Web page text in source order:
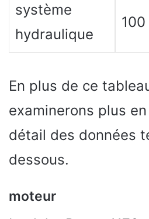
système
hydraulique
En plus de ce
examinerons plus
détail des données
dessous.
moteur